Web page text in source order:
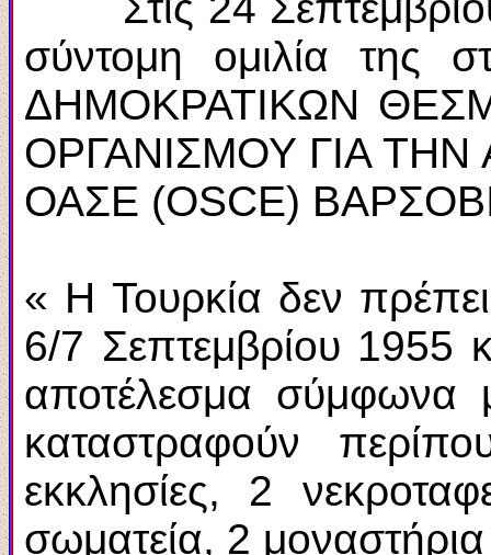
σύντομη ομιλία
ΔΗΜΟΚΡΑΤΙΚΩΝ
ΟΡΓΑΝΙΣΜΟΥ ΓΙΑ
ΟΑΣΕ (OSCE)
« Η Τουρκία δεν
6/7 Σεπτεμβρίου 1955
αποτέλεσμα σύμφωνα
καταστραφούν
εκκλησίες, 2
σωματεία, 2